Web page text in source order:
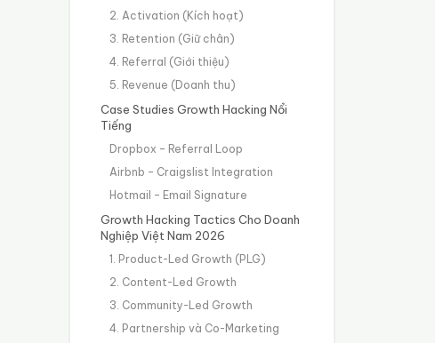
2. Activation (Kích hoạt)
3. Retention (Giữ chân)
4. Referral (Giới thiệu)
5. Revenue (Doanh thu)
Case Studies Growth Hacking Nổi
Tiếng
Dropbox – Referral Loop
Airbnb – Craigslist Integration
Hotmail – Email Signature
Growth Hacking Tactics Cho Doanh
Nghiệp Việt Nam 2026
1. Product-Led Growth (PLG)
2. Content-Led Growth
3. Community-Led Growth
4. Partnership và Co-Marketing